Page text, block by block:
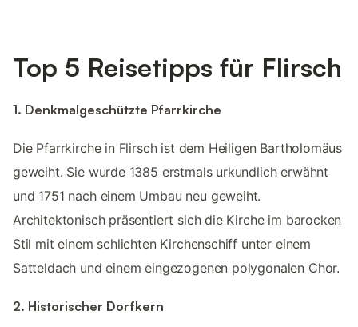
Top 5 Reisetipps für Flirsch
1. Denkmalgeschützte Pfarrkirche
Die Pfarrkirche in Flirsch ist dem Heiligen Bartholomäus
geweiht. Sie wurde 1385 erstmals urkundlich erwähnt
und 1751 nach einem Umbau neu geweiht.
Architektonisch präsentiert sich die Kirche im barocken
Stil mit einem schlichten Kirchenschiff unter einem
Satteldach und einem eingezogenen polygonalen Chor.
2. Historischer Dorfkern